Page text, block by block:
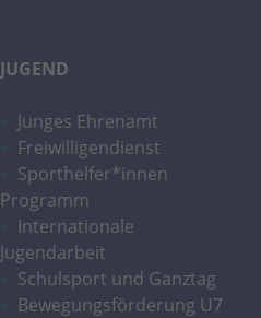
JUGEND
Junges Ehrenamt
Freiwilligendienst
Sporthelfer*innen
Programm
Internationale
Jugendarbeit
Schulsport und Ganztag
Bewegungsförderung U7